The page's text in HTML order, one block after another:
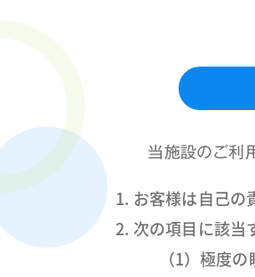
当施設のご利
お客様は自己の
次の項目に該当
（1）極度